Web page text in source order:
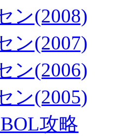
ン(2008)
ン(2007)
ン(2006)
ン(2005)
攻略